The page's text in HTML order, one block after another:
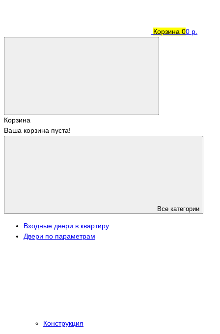
Корзина 00 р.
Корзина
Ваша корзина пуста!
Все категории
Входные двери в квартиру
Двери по параметрам
Конструкция